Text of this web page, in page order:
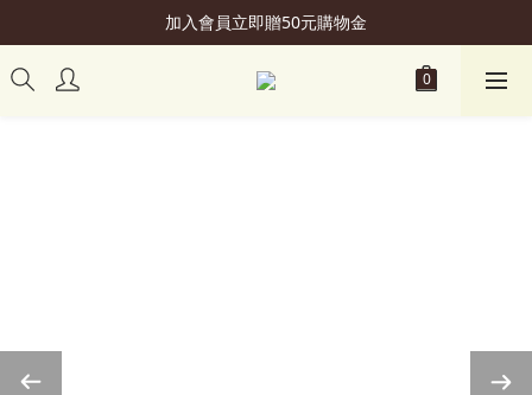
加入會員立即贈50元購物金
加入會員立即贈50元購物金
購買 滿NT$2,499，即享"超商免運"優惠